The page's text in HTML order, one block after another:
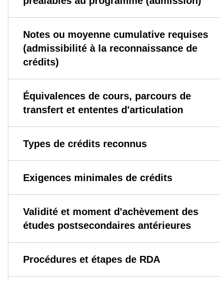
Notes ou moyenne cumulative requises
(admissibilité à la reconnaissance de
crédits)
Équivalences de cours, parcours de
transfert et ententes d'articulation
Types de crédits reconnus
Exigences minimales de crédits
Validité et moment d'achèvement des
études postsecondaires antérieures
Procédures et étapes de RDA